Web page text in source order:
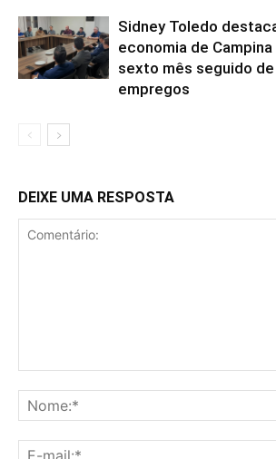
Sidney Toledo
economia de
sexto mês seguido
empregos
DEIXE UMA RESPOSTA